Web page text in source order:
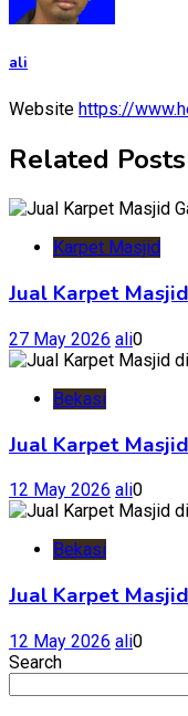
ali
Website https://
Related Posts
Karpet Masjid
Jual Karpet
27 May 2026 ali0
Bekasi
Jual Karpet
12 May 2026 ali0
Bekasi
Jual Karpet
12 May 2026 ali0
Search